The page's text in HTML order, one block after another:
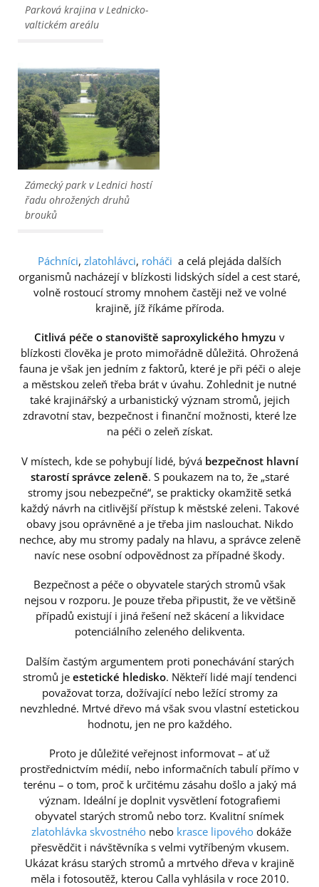
Parková krajina v Lednicko-
valtickém areálu
Zámecký park v Lednici hostí
řadu ohrožených druhů
brouků
Páchníci, zlatohlávci, roháči a celá plejáda dalších
organismů nacházejí v blízkosti lidských sídel a cest staré,
volně rostoucí stromy mnohem častěji než ve volné
krajině, jíž říkáme příroda.
Citlivá péče o stanoviště saproxylického hmyzu v
blízkosti člověka je proto mimořádně důležitá. Ohrožená
fauna je však jen jedním z faktorů, které je při péči o aleje
a městskou zeleň třeba brát v úvahu. Zohlednit je nutné
také krajinářský a urbanistický význam stromů, jejich
zdravotní stav, bezpečnost i finanční možnosti, které lze
na péči o zeleň získat.
V místech, kde se pohybují lidé, bývá bezpečnost hlavní
starostí správce zeleně. S poukazem na to, že „staré
stromy jsou nebezpečné“, se prakticky okamžitě setká
každý návrh na citlivější přístup k městské zeleni. Takové
obavy jsou oprávněné a je třeba jim naslouchat. Nikdo
nechce, aby mu stromy padaly na hlavu, a správce zeleně
navíc nese osobní odpovědnost za případné škody.
Bezpečnost a péče o obyvatele starých stromů však
nejsou v rozporu. Je pouze třeba připustit, že ve většině
případů existují i jiná řešení než skácení a likvidace
potenciálního zeleného delikventa.
Dalším častým argumentem proti ponechávání starých
stromů je estetické hledisko. Někteří lidé mají tendenci
považovat torza, dožívající nebo ležící stromy za
nevzhledné. Mrtvé dřevo má však svou vlastní estetickou
hodnotu, jen ne pro každého.
Proto je důležité veřejnost informovat – ať už
prostřednictvím médií, nebo informačních tabulí přímo v
terénu – o tom, proč k určitému zásahu došlo a jaký má
význam. Ideální je doplnit vysvětlení fotografiemi
obyvatel starých stromů nebo torz. Kvalitní snímek
zlatohlávka skvostnéhonebo krasce lipovéhodokáže
přesvědčit i návštěvníka s velmi vytříbeným vkusem.
Ukázat krásu starých stromů a mrtvého dřeva v krajině
měla i fotosoutěž, kterou Calla vyhlásila v roce 2010.